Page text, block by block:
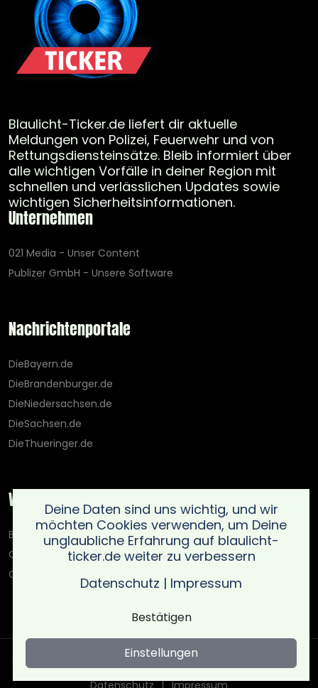
Blaulicht-Ticker.de liefert dir aktuelle
Meldungen von Polizei, Feuerwehr und von
Rettungsdiensteinsätze. Bleib informiert über
alle wichtigen Vorfälle in deiner Region mit
schnellen und verlässlichen Updates sowie
wichtigen Sicherheitsinformationen.
Unternehmen
021 Media - Unser Content
Publizer GmbH - Unsere Software
Nachrichtenportale
DieBayern.de
DieBrandenburger.de
DieNiedersachsen.de
DieSachsen.de
DieThueringer.de
Weitere Portale
Blaulicht-Ticker.de
Oberlausitz.holiday
OnlinedatingKompass.de
Copyright © Blaulicht Ticker 2026 .Ein Service der 021 Media
UG (haftungsbeschränkt). All rights reserved
Deine Daten sind uns wichtig, und wir
möchten Cookies verwenden, um Deine
unglaubliche Erfahrung auf blaulicht-
ticker.de weiter zu verbessern
Datenschutz | Impressum
Bestätigen
Einstellungen